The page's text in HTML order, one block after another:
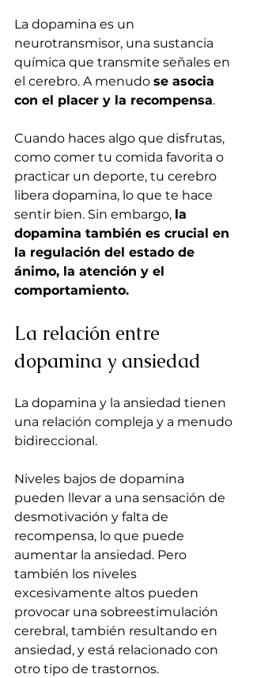
La dopamina es un
neurotransmisor, una sustancia
química que transmite señales en
el cerebro. A menudo se asocia
con el placer y la recompensa.
Cuando haces algo que disfrutas,
como comer tu comida favorita o
practicar un deporte, tu cerebro
libera dopamina, lo que te hace
sentir bien. Sin embargo, la
dopamina también es crucial en
la regulación del estado de
ánimo, la atención y el
comportamiento.
La relación entre
dopamina y ansiedad
La dopamina y la ansiedad tienen
una relación compleja y a menudo
bidireccional.
Niveles bajos de dopamina
pueden llevar a una sensación de
desmotivación y falta de
recompensa, lo que puede
aumentar la ansiedad. Pero
también los niveles
excesivamente altos pueden
provocar una sobreestimulación
cerebral, también resultando en
ansiedad, y está relacionado con
otro tipo de trastornos.